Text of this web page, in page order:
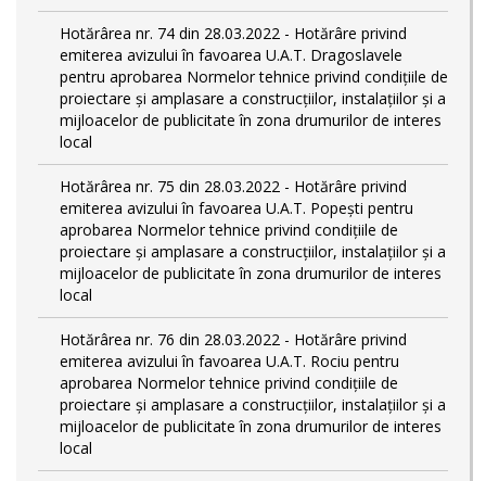
Hotărârea nr. 74 din 28.03.2022 - Hotărâre privind
emiterea avizului în favoarea U.A.T. Dragoslavele
pentru aprobarea Normelor tehnice privind condiţiile de
proiectare şi amplasare a construcţiilor, instalaţiilor şi a
mijloacelor de publicitate în zona drumurilor de interes
local
Hotărârea nr. 75 din 28.03.2022 - Hotărâre privind
emiterea avizului în favoarea U.A.T. Popești pentru
aprobarea Normelor tehnice privind condiţiile de
proiectare şi amplasare a construcţiilor, instalaţiilor şi a
mijloacelor de publicitate în zona drumurilor de interes
local
Hotărârea nr. 76 din 28.03.2022 - Hotărâre privind
emiterea avizului în favoarea U.A.T. Rociu pentru
aprobarea Normelor tehnice privind condiţiile de
proiectare şi amplasare a construcţiilor, instalaţiilor şi a
mijloacelor de publicitate în zona drumurilor de interes
local